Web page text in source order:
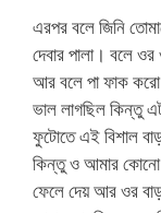
এরপর বলে জিনি
দেবার পালা। বলে ওর
আর বলে পা ফাক
ভাল লাগছিল কিন্তু
ফুটোতে এই বিশাল
কিন্তু ও আমার কোনো
ফেলে দেয় আর ওর